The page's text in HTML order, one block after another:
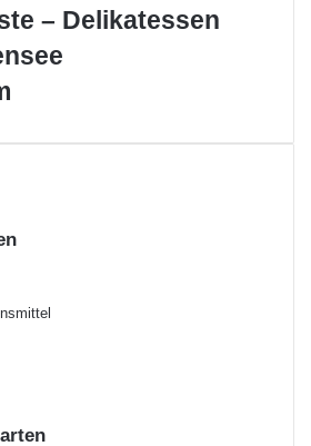
– offene Stellen
– Delikatessen